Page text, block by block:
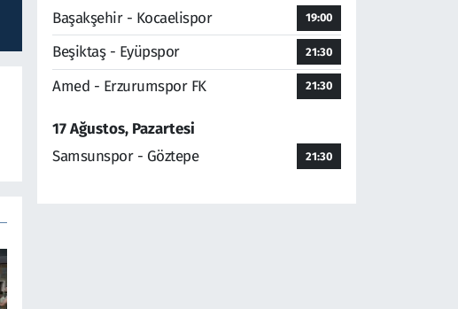
Başakşehir - Kocaelispor
19:00
Beşiktaş - Eyüpspor 21:30
Amed - Erzurumspor FK 21:30
17 Ağustos, Pazartesi
Samsunspor - Göztepe
21:30